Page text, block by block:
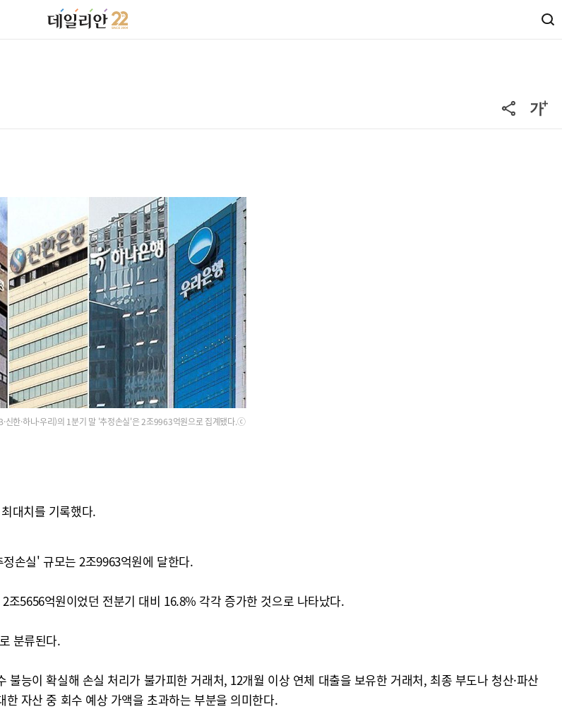
신한·하나·우리)의 1분기 말 '추정손실'은 2조9963억원으로 집계됐다.ⓒ
대치를 기록했다.
손실' 규모는 2조9963억원에 달한다.
5656억원이었던 전분기 대비 16.8% 각각 증가한 것으로 나타났다.
분류된다.
능이 확실해 손실 처리가 불가피한 거래처, 12개월 이상 연체 대출을 보유한 거래처, 최종 부도나 청산·파산
자산 중 회수 예상 가액을 초과하는 부분을 의미한다.